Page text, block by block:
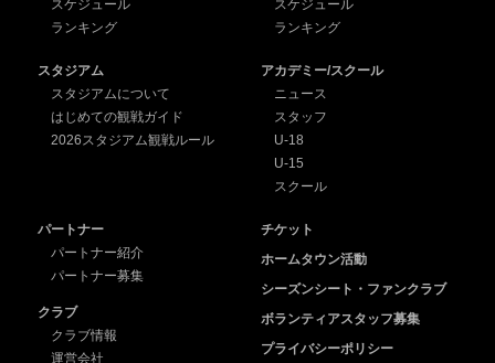
スケジュール
ランキング
スケジュール
ランキング
スタジアム
スタジアムについて
はじめての観戦ガイド
2026スタジアム観戦ルール
アカデミー/スクール
ニュース
スタッフ
U-18
U-15
スクール
パートナー
パートナー紹介
パートナー募集
クラブ
クラブ情報
運営会社
チケット
ホームタウン活動
シーズンシート・ファンクラブ
ボランティアスタッフ募集
プライバシーポリシー